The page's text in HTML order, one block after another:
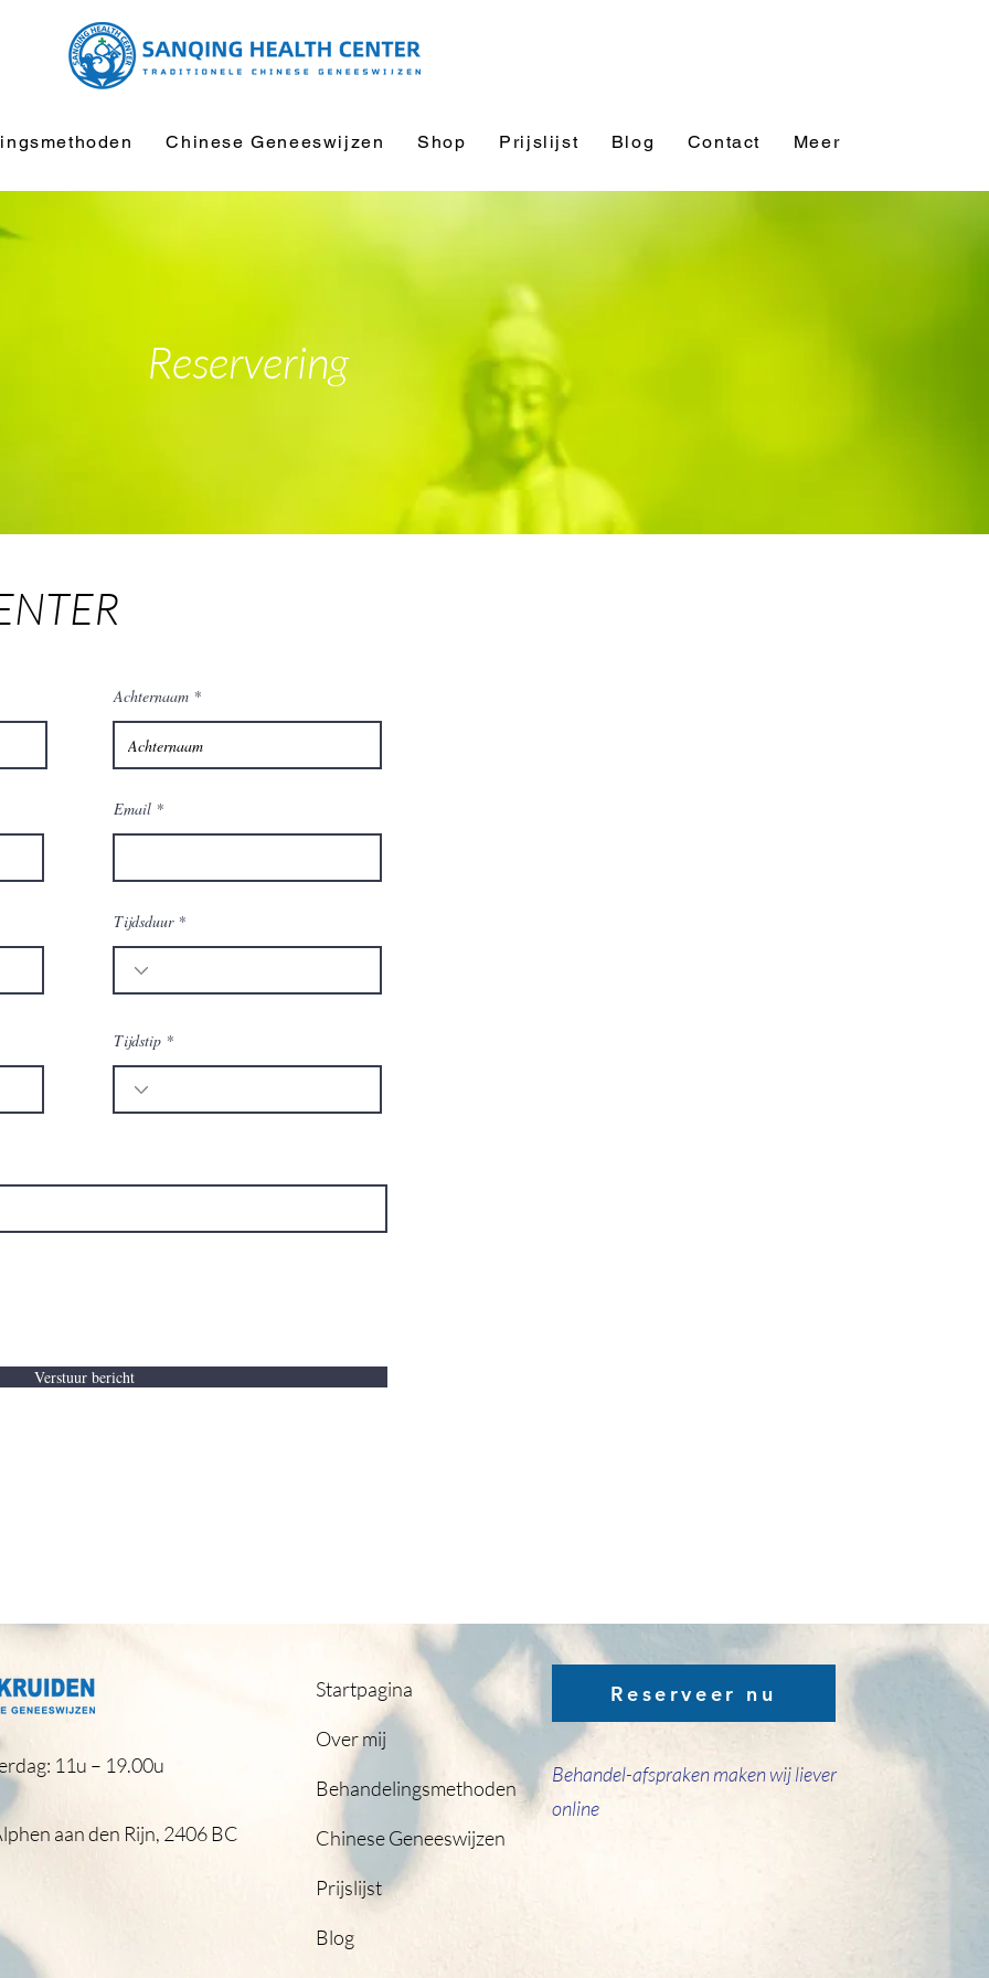
Chinese Geneeswijzen Shop Prijslijst Blog Contact Meer
Reservering
Achternaam
Email
Tijdsduur
Tijdstip
Verstuur bericht
11u – 19.00u
aan den Rijn, 2406 BC
Startpagina
Over mij
Behandelingsmethoden
Chinese Geneeswijzen
Prijslijst
Blog
Reserveer nu
Behandel-afspraken maken wij liever
online